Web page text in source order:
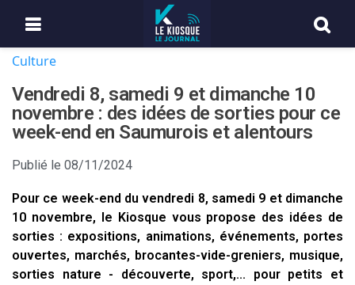
Culture
Vendredi 8, samedi 9 et dimanche 10
novembre : des idées de sorties pour ce
week-end en Saumurois et alentours
Publié le 08/11/2024
Pour ce week-end du vendredi 8, samedi 9 et dimanche
10 novembre, le Kiosque vous propose des idées de
sorties : expositions, animations, événements, portes
ouvertes, marchés, brocantes-vide-greniers, musique,
sorties nature - découverte, sport,... pour petits et